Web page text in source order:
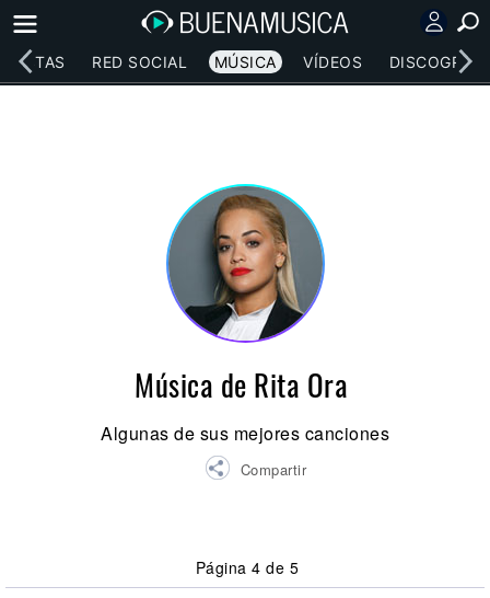
RED SOCIAL MÚSICA VÍDEOS
Música de Rita Ora
Algunas de sus mejores canciones
Compartir
Página 4 de 5